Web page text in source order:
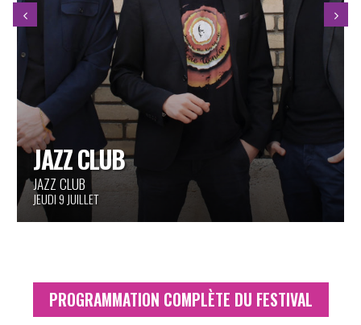
JOSÉ JAMES FEAT. CHINA MOSES
« I WANT YOU »
PINÈDE GOULD
JEUDI 9 JUILLET
PROGRAMMATION COMPLÈTE DU FESTIVAL